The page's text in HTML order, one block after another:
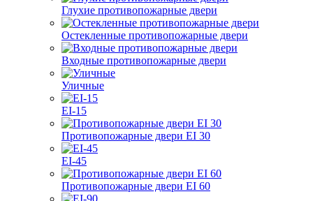
Глухие противопожарные двери
Остекленные противопожарные двери
Входные противопожарные двери
Уличные
EI-15
Противопожарные двери EI 30
EI-45
Противопожарные двери EI 60